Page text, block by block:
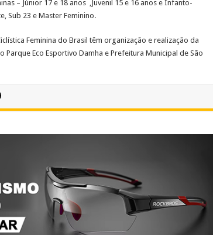
– Júnior 17 e 18 anos ,Juvenil 15 e 16 anos e Infanto-
Sub 23 e Master Feminino.
Feminina do Brasil têm organização e realização da
Parque Eco Esportivo Damha e Prefeitura Municipal de São